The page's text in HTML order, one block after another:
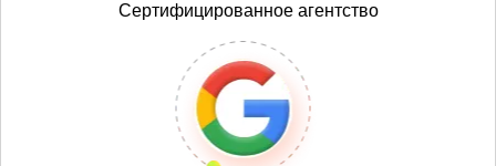
Сертифицированное агентство